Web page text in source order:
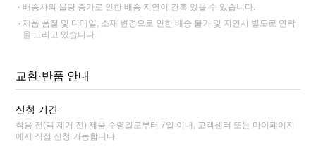
배송사의 물량 증가로 인한 배송 지연이 간혹 있을 수 있습니다.
제품 품절 및 디테일, 소재 변경으로 인한 배송 불가 및 지연시 별도로 연락
을 드리고 있습니다.
교환·반품 안내
신청 기간
착용 전(택 제거 전) 제품 수령일로부터 7일 이내, 고객센터 또는 마이페이지
에서 직접 신청 가능합니다.